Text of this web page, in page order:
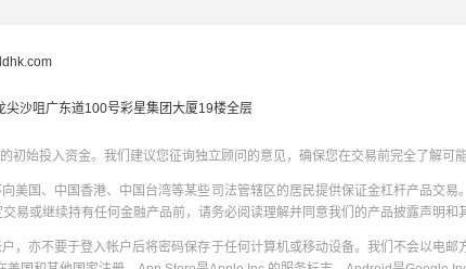
尖沙咀广东道100号彩星集团大厦19楼全层
始投入资金。我们建议您征询独立顾问的意见，确保您在交易前完全了解可能
国、中国香港、中国台湾等某些司法管辖区的居民提供保证金杠杆产品交易
或继续持有任何金融产品前，请务必阅读理解并同意我们的产品披露声明和
，亦不要于登入帐户后将密码保存于任何计算机或移动设备。我们不会以电邮